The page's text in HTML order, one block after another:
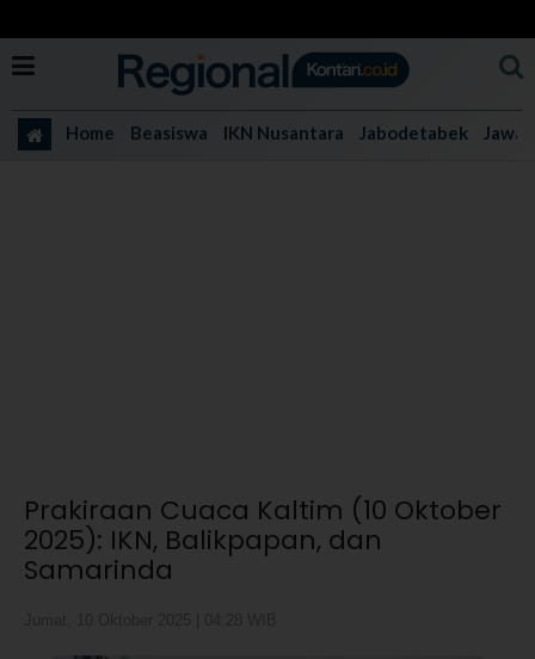
Home Beasiswa IKN Nusantara Jabodetabek Jawa
Prakiraan Cuaca Kaltim (10 Oktober
2025): IKN, Balikpapan, dan
Samarinda